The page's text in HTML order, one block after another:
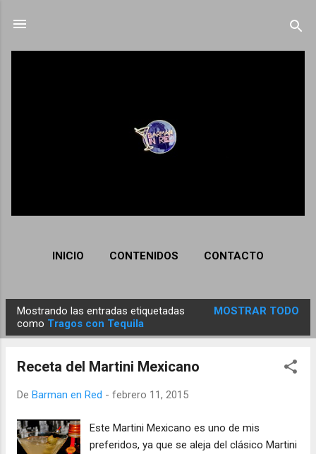
INICIO CONTENIDOS CONTACTO
n
Mostrando las entradas etiquetadas
como Tragos con Tequila
MOSTRAR TODO
Receta del Martini Mexicano
De Barman en Red - febrero 11, 2015
Este Martini Mexicano es uno de mis
preferidos, ya que se aleja del clásico Martini